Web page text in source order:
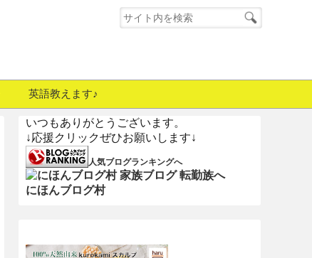
英語教えます♪
いつもありがとうございます。
↓応援クリックぜひお願いします↓
人気ブログランキングへ
にほんブログ村